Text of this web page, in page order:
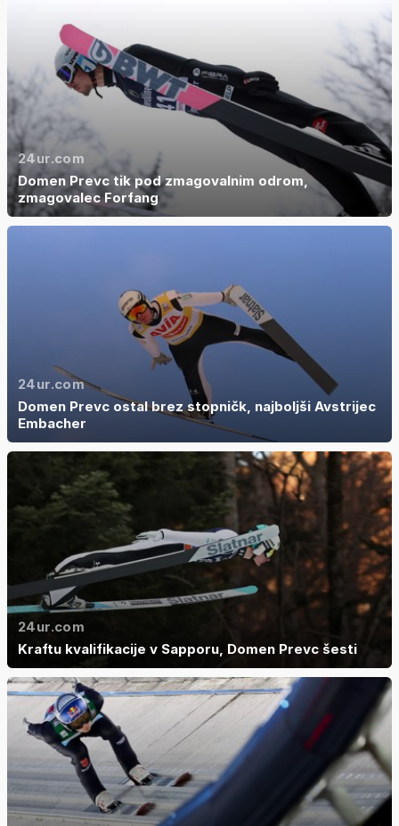
24ur.com
Domen Prevc tik pod zmagovalnim odrom,
zmagovalec Forfang
24ur.com
Domen Prevc ostal brez stopničk, najboljši Avstrijec
Embacher
24ur.com
Kraftu kvalifikacije v Sapporu, Domen Prevc šesti